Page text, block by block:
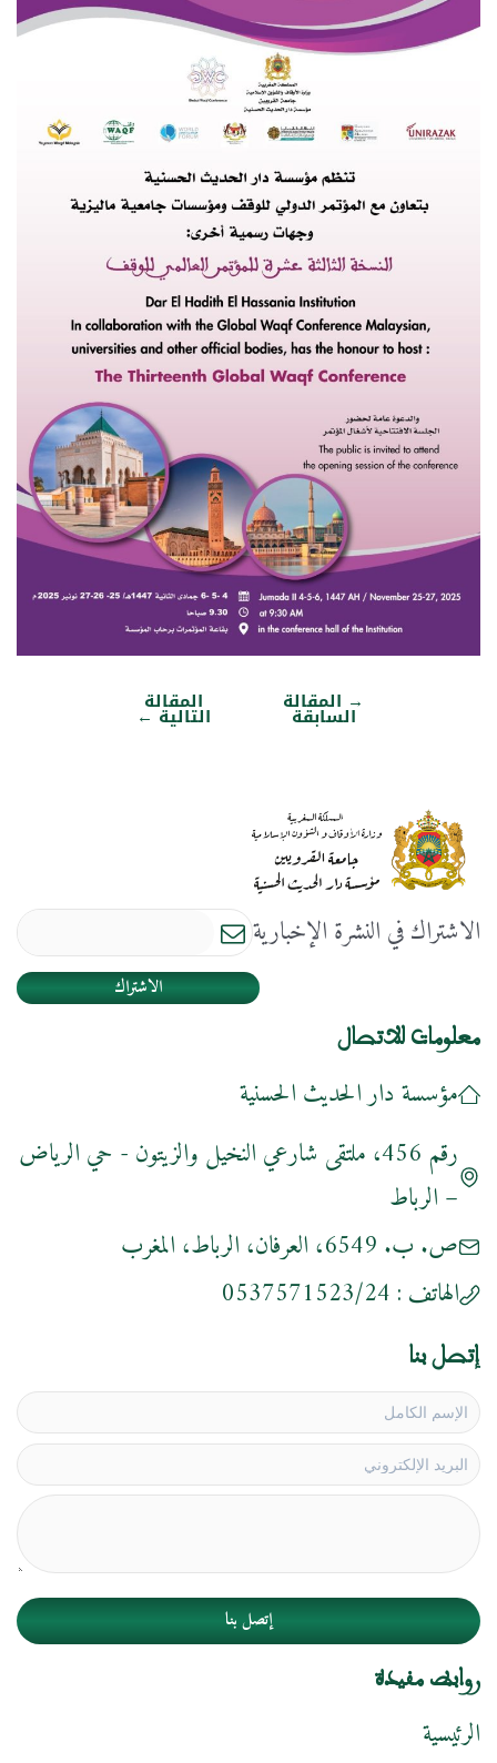
تصفّح→ المقالة
السابقة المقالة
التالية←
الاشتراك في النشرة الإخبارية
الاشتراك
معلومات للاتصال
مؤسسة دار الحديث الحسنية
رقم 456، ملتقى شارعي النخيل والزيتون - حي الرياض
– الرباط
ص. ب. 6549، العرفان، الرباط، المغرب
الهاتف : 0537571523/24
إتصل بنا
إتصل بنا
روابط مفيدة
الرئيسية